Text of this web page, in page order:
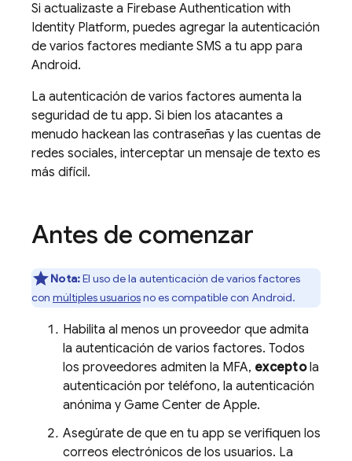
Si actualizaste a Firebase Authentication with
Identity Platform, puedes agregar la autenticación
de varios factores mediante SMS a tu app para
Android.
La autenticación de varios factores aumenta la
seguridad de tu app. Si bien los atacantes a
menudo hackean las contraseñas y las cuentas de
redes sociales, interceptar un mensaje de texto es
más difícil.
Antes de comenzar
Nota:El uso de la autenticación de varios factores
con múltiples usuariosno es compatible con Android.
Habilita al menos un proveedor que admita
la autenticación de varios factores. Todos
los proveedores admiten la MFA, exceptola
autenticación por teléfono, la autenticación
anónima y Game Center de Apple.
Asegúrate de que en tu app se verifiquen los
correos electrónicos de los usuarios. La